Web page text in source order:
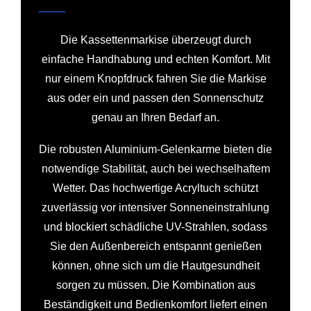
Die Kassettenmarkise überzeugt durch
einfache Handhabung und echten Komfort. Mit
nur einem Knopfdruck fahren Sie die Markise
aus oder ein und passen den Sonnenschutz
genau an Ihren Bedarf an.
Die robusten Aluminium-Gelenkarme bieten die
notwendige Stabilität, auch bei wechselhaftem
Wetter. Das hochwertige Acryltuch schützt
zuverlässig vor intensiver Sonneneinstrahlung
und blockiert schädliche UV-Strahlen, sodass
Sie den Außenbereich entspannt genießen
können, ohne sich um die Hautgesundheit
sorgen zu müssen. Die Kombination aus
Beständigkeit und Bedienkomfort liefert einen